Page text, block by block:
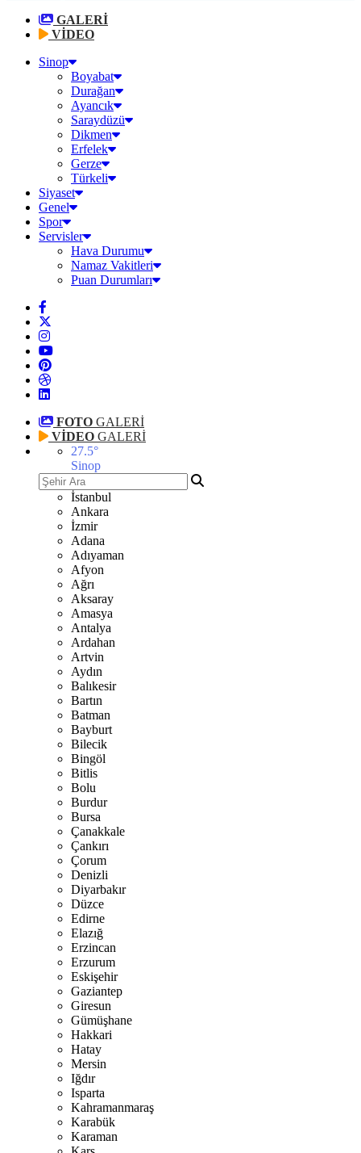
GALERİ
VİDEO
Sinop
Boyabat
Durağan
Ayancık
Saraydüzü
Dikmen
Erfelek
Gerze
Türkeli
Siyaset
Genel
Spor
Servisler
Hava Durumu
Namaz Vakitleri
Puan Durumları
FOTO GALERİ
VİDEO GALERİ
27.5°
Sinop
İstanbul
Ankara
İzmir
Adana
Adıyaman
Afyon
Ağrı
Aksaray
Amasya
Antalya
Ardahan
Artvin
Aydın
Balıkesir
Bartın
Batman
Bayburt
Bilecik
Bingöl
Bitlis
Bolu
Burdur
Bursa
Çanakkale
Çankırı
Çorum
Denizli
Diyarbakır
Düzce
Edirne
Elazığ
Erzincan
Erzurum
Eskişehir
Gaziantep
Giresun
Gümüşhane
Hakkari
Hatay
Mersin
Iğdır
Isparta
Kahramanmaraş
Karabük
Karaman